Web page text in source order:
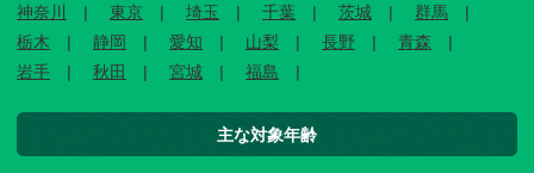
神奈川 東京 埼玉 千葉 茨城
群馬
栃木
静岡 愛知 山梨 長野
青森
岩手
秋田 宮城 福島
主な対象年齢